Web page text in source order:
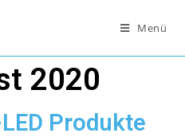
Menü
2020
Produkte